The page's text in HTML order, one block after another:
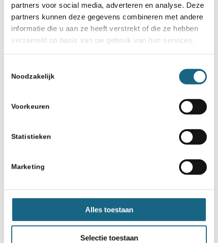
partners voor social media, adverteren en analyse. Deze
partners kunnen deze gegevens combineren met andere
informatie die u aan ze heeft verstrekt of die ze hebben
verzameld op basis van uw gebruik van hun services.
Noodzakelijk
Voorkeuren
Statistieken
Marketing
Alles toestaan
Selectie toestaan
26 maart 2019
Almere met 466 deelnemers
Tata Steel Chess Eindhoven in
teken van jeugd (15-18 januari)
5 november 2024
SGS winnaar van Hutton-
toernooi in Doetinchem